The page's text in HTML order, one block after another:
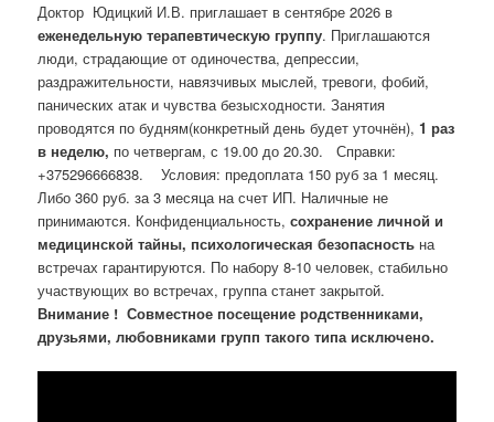
Доктор Юдицкий И.В. приглашает в сентябре 2026 в
еженедельную терапевтическую группу. Приглашаются
люди, страдающие от одиночества, депрессии,
раздражительности, навязчивых мыслей, тревоги, фобий,
панических атак и чувства безысходности. Занятия
проводятся по будням(конкретный день будет уточнён), 1 раз
в неделю, по четвергам, с 19.00 до 20.30. Справки:
+375296666838. Условия: предоплата 150 руб за 1 месяц.
Либо 360 руб. за 3 месяца на счет ИП. Наличные не
принимаются. Конфиденциальность,сохранение личной и
медицинской тайны, психологическая безопасность на
встречах гарантируются. По набору 8-10 человек, стабильно
участвующих во встречах, группа станет закрытой.
Внимание ! Совместное посещение родственниками,
друзьями, любовниками групп такого типа исключено.